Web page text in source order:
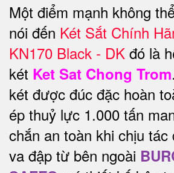
Một điểm mạnh không
nói đến Két Sắt Chính
KN170 Black - DK đó là
két Ket Sat Chong Trom
két được đúc đặc hoàn
ép thuỷ lực 1.000 tấn
chắn an toàn khi chịu tác
va đập từ bên ngoài